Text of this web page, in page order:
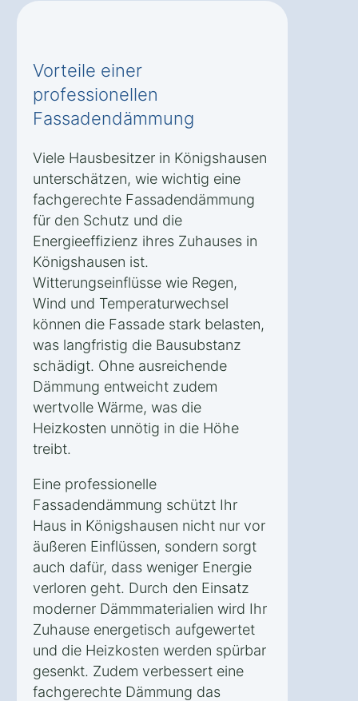
Vorteile einer
professionellen
Fassadendämmung
Viele Hausbesitzer in Königshausen
unterschätzen, wie wichtig eine
fachgerechte Fassadendämmung
für den Schutz und die
Energieeffizienz ihres Zuhauses in
Königshausen ist.
Witterungseinflüsse wie Regen,
Wind und Temperaturwechsel
können die Fassade stark belasten,
was langfristig die Bausubstanz
schädigt. Ohne ausreichende
Dämmung entweicht zudem
wertvolle Wärme, was die
Heizkosten unnötig in die Höhe
treibt.
Eine professionelle
Fassadendämmung schützt Ihr
Haus in Königshausen nicht nur vor
äußeren Einflüssen, sondern sorgt
auch dafür, dass weniger Energie
verloren geht. Durch den Einsatz
moderner Dämmmaterialien wird Ihr
Zuhause energetisch aufgewertet
und die Heizkosten werden spürbar
gesenkt. Zudem verbessert eine
fachgerechte Dämmung das